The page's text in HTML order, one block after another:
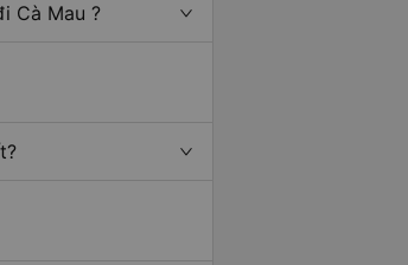
Cà Mau ?